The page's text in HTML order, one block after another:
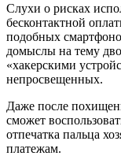
Слухи о рисках
бесконтактной
подобных
домыслы на тему
«хакерскими
непросвещенных.
Даже после
сможет
отпечатка пальца
платежам.